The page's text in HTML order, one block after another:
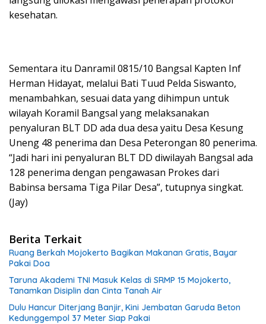
kesehatan.
Sementara itu Danramil 0815/10 Bangsal Kapten Inf
Herman Hidayat, melalui Bati Tuud Pelda Siswanto,
menambahkan, sesuai data yang dihimpun untuk
wilayah Koramil Bangsal yang melaksanakan
penyaluran BLT DD ada dua desa yaitu Desa Kesung
Uneng 48 penerima dan Desa Peterongan 80 penerima.
“Jadi hari ini penyaluran BLT DD diwilayah Bangsal ada
128 penerima dengan pengawasan Prokes dari
Babinsa bersama Tiga Pilar Desa”, tutupnya singkat.
(Jay)
Berita Terkait
Ruang Berkah Mojokerto Bagikan Makanan Gratis, Bayar
Pakai Doa
Taruna Akademi TNI Masuk Kelas di SRMP 15 Mojokerto,
Tanamkan Disiplin dan Cinta Tanah Air
Dulu Hancur Diterjang Banjir, Kini Jembatan Garuda Beton
Kedunggempol 37 Meter Siap Pakai